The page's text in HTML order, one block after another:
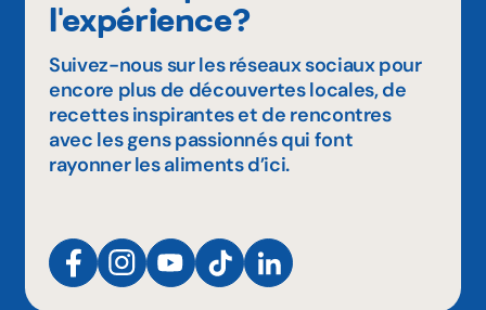
l'expérience?
Suivez-nous sur les réseaux sociaux pour
encore plus de découvertes locales, de
recettes inspirantes et de rencontres
avec les gens passionnés qui font
rayonner les aliments d’ici.